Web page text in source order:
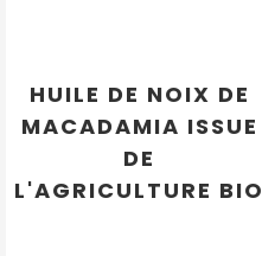
HUILE DE NOIX DE
MACADAMIA ISSUE
DE
L'AGRICULTURE BIO